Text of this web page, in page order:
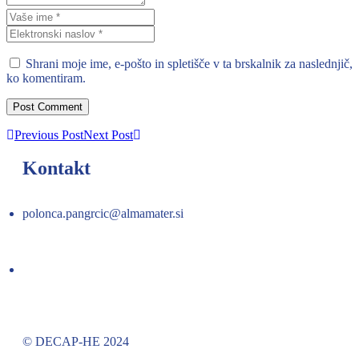
Shrani moje ime, e-pošto in spletišče v ta brskalnik za naslednjič,
ko komentiram.
Previous PostNext Post
Kontakt
polonca.pangrcic@almamater.si
© DECAP-HE 2024